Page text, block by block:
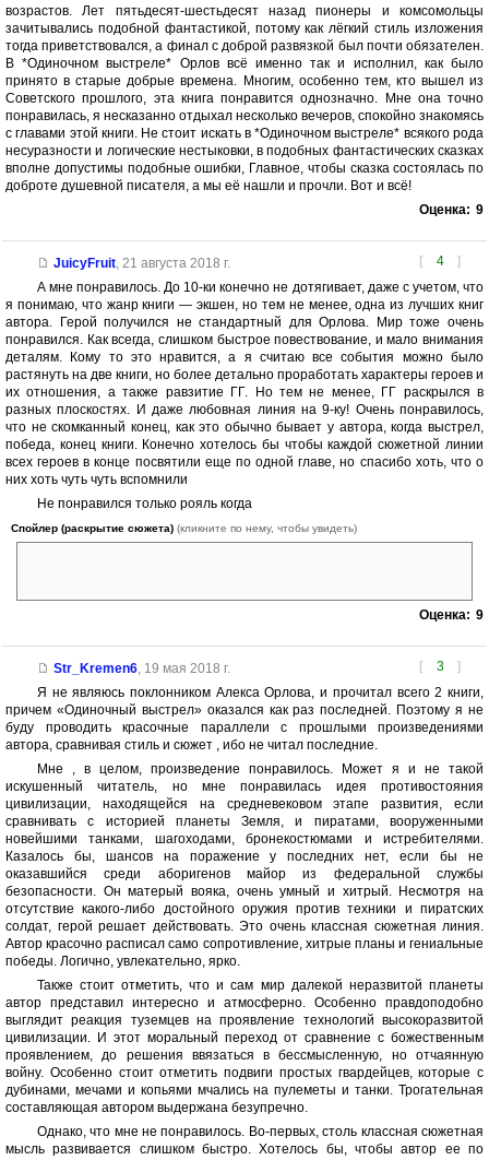
возрастов. Лет пятьдесят-шестьдесят назад пионеры и комсомольцы
зачитывались подобной фантастикой, потому как лёгкий стиль изложения
тогда приветствовался, а финал с доброй развязкой был почти обязателен.
В *Одиночном выстреле* Орлов всё именно так и исполнил, как было
принято в старые добрые времена. Многим, особенно тем, кто вышел из
Советского прошлого, эта книга понравится однозначно. Мне она точно
понравилась, я несказанно отдыхал несколько вечеров, спокойно знакомясь
с главами этой книги. Не стоит искать в *Одиночном выстреле* всякого рода
несуразности и логические нестыковки, в подобных фантастических сказках
вполне допустимы подобные ошибки, Главное, чтобы сказка состоялась по
доброте душевной писателя, а мы её нашли и прочли. Вот и всё!
Оценка: 9
[ 4 ]
JuicyFruit, 21 августа 2018 г.
А мне понравилось. До 10-ки конечно не дотягивает, даже с учетом, что
я понимаю, что жанр книги — экшен, но тем не менее, одна из лучших книг
автора. Герой получился не стандартный для Орлова. Мир тоже очень
понравился. Как всегда, слишком быстрое повествование, и мало внимания
деталям. Кому то это нравится, а я считаю все события можно было
растянуть на две книги, но более детально проработать характеры героев и
их отношения, а также равзитие ГГ. Но тем не менее, ГГ раскрылся в
разных плоскостях. И даже любовная линия на 9-ку! Очень понравилось,
что не скомканный конец, как это обычно бывает у автора, когда выстрел,
победа, конец книги. Конечно хотелось бы чтобы каждой сюжетной линии
всех героев в конце посвятили еще по одной главе, но спасибо хоть, что о
них хоть чуть чуть вспомнили
Не понравился только рояль когда
Спойлер (раскрытие сюжета) (кликните по нему, чтобы увидеть)
Оценка: 9
[ 3 ]
Str_Kremen6, 19 мая 2018 г.
Я не являюсь поклонником Алекса Орлова, и прочитал всего 2 книги,
причем «Одиночный выстрел» оказался как раз последней. Поэтому я не
буду проводить красочные параллели с прошлыми произведениями
автора, сравнивая стиль и сюжет , ибо не читал последние.
Мне , в целом, произведение понравилось. Может я и не такой
искушенный читатель, но мне понравилась идея противостояния
цивилизации, находящейся на средневековом этапе развития, если
сравнивать с историей планеты Земля, и пиратами, вооруженными
новейшими танками, шагоходами, бронекостюмами и истребителями.
Казалось бы, шансов на поражение у последних нет, если бы не
оказавшийся среди аборигенов майор из федеральной службы
безопасности. Он матерый вояка, очень умный и хитрый. Несмотря на
отсутствие какого-либо достойного оружия против техники и пиратских
солдат, герой решает действовать. Это очень классная сюжетная линия.
Автор красочно расписал само сопротивление, хитрые планы и гениальные
победы. Логично, увлекательно, ярко.
Также стоит отметить, что и сам мир далекой неразвитой планеты
автор представил интересно и атмосферно. Особенно правдоподобно
выглядит реакция туземцев на проявление технологий высокоразвитой
цивилизации. И этот моральный переход от сравнение с божественным
проявлением, до решения ввязаться в бессмысленную, но отчаянную
войну. Особенно стоит отметить подвиги простых гвардейцев, которые с
дубинами, мечами и копьями мчались на пулеметы и танки. Трогательная
составляющая автором выдержана безупречно.
Однако, что мне не понравилось. Во-первых, столь классная сюжетная
мысль развивается слишком быстро. Хотелось бы, чтобы автор ее по